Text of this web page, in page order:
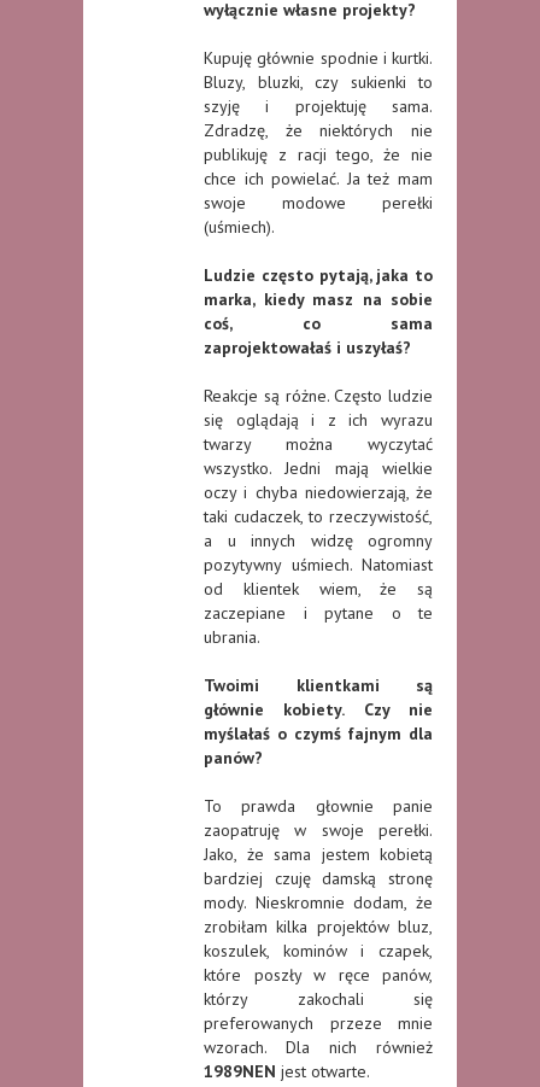
wyłącznie własne projekty?
Kupuję głównie spodnie i kurtki.
Bluzy, bluzki, czy sukienki to
szyję i projektuję sama.
Zdradzę, że niektórych nie
publikuję z racji tego, że nie
chce ich powielać. Ja też mam
swoje modowe perełki
(uśmiech).
Ludzie często pytają, jaka to
marka, kiedy masz na sobie
coś, co sama
zaprojektowałaś i uszyłaś?
Reakcje są różne. Często ludzie
się oglądają i z ich wyrazu
twarzy można wyczytać
wszystko. Jedni mają wielkie
oczy i chyba niedowierzają, że
taki cudaczek, to rzeczywistość,
a u innych widzę ogromny
pozytywny uśmiech. Natomiast
od klientek wiem, że są
zaczepiane i pytane o te
ubrania.
Twoimi klientkami są
głównie kobiety. Czy nie
myślałaś o czymś fajnym dla
panów?
To prawda głownie panie
zaopatruję w swoje perełki.
Jako, że sama jestem kobietą
bardziej czuję damską stronę
mody. Nieskromnie dodam, że
zrobiłam kilka projektów bluz,
koszulek, kominów i czapek,
które poszły w ręce panów,
którzy zakochali się
preferowanych przeze mnie
wzorach. Dla nich również
1989NEN jest otwarte.